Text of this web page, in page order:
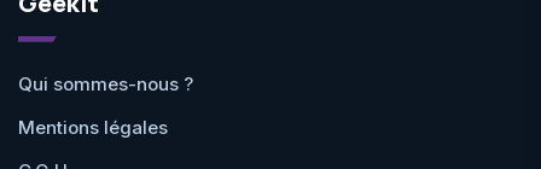
Qui sommes-nous ?
Mentions légales